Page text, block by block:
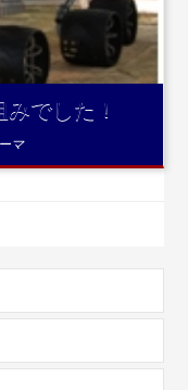
でした！
マ